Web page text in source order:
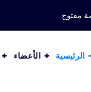
الرئيسية الأعضاء